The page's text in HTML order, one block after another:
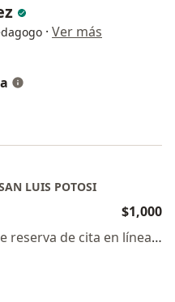
· Ver más
LUIS POTOSI
$1,000
Este especialista no ofrece reserva de cita en línea en esta dirección.